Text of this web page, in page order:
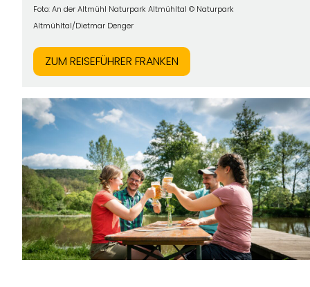
Foto: An der Altmühl Naturpark Altmühltal © Naturpark
Altmühltal/Dietmar Denger
ZUM REISEFÜHRER FRANKEN